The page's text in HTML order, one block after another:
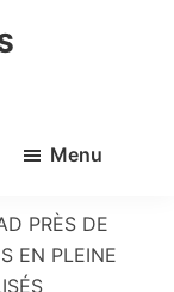
Menu
PRÈS DE
EN PLEINE